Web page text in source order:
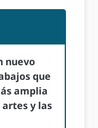
nuevo
que
amplia
y las